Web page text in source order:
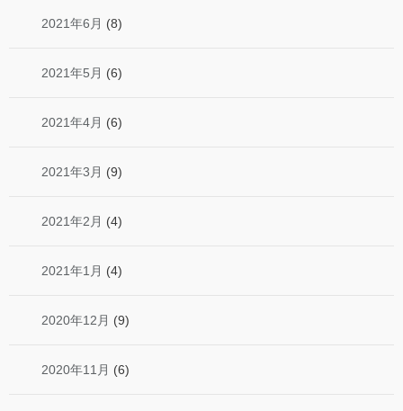
2021年6月 (8)
2021年5月 (6)
2021年4月 (6)
2021年3月 (9)
2021年2月 (4)
2021年1月 (4)
2020年12月 (9)
2020年11月 (6)